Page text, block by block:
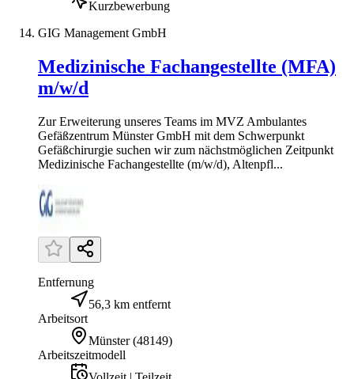
Kurzbewerbung
GIG Management GmbH
Medizinische Fachangestellte (MFA)
m/w/d
Zur Erweiterung unseres Teams im MVZ Ambulantes
Gefäßzentrum Münster GmbH mit dem Schwerpunkt
Gefäßchirurgie suchen wir zum nächstmöglichen Zeitpunkt
Medizinische Fachangestellte (m/w/d), Altenpfl...
Entfernung
56,3 km entfernt
Arbeitsort
Münster (48149)
Arbeitszeitmodell